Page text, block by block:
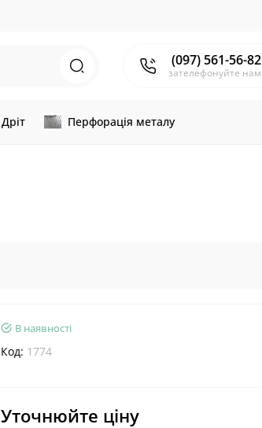
(097) 561-56-82
зателефонуйте нам
Дріт Перфорація металу
В наявності
Код: 1774
Уточнюйте ціну